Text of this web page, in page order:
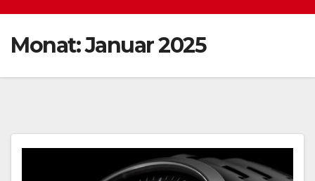
Monat:Januar 2025